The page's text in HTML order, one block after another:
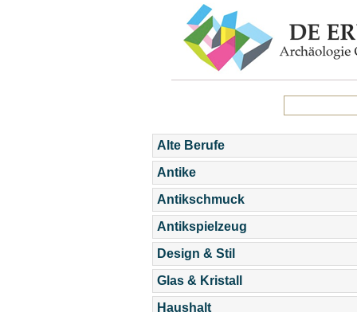
Alte Berufe
Antike
Antikschmuck
Antikspielzeug
Design & Stil
Glas & Kristall
Haushalt